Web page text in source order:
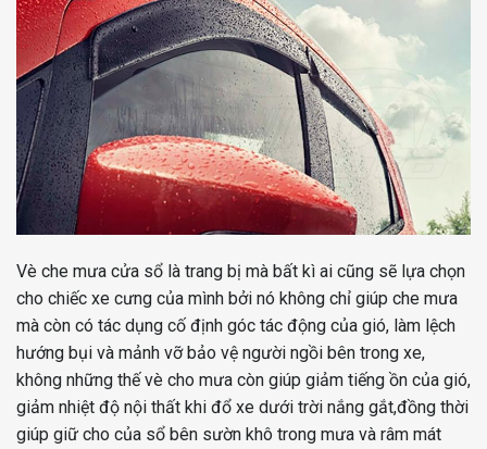
Vè che mưa cửa sổ là trang bị mà bất kì ai cũng sẽ lựa chọn
cho chiếc xe cưng của mình bởi nó không chỉ giúp che mưa
mà còn có tác dụng cố định góc tác động của gió, làm lệch
hướng bụi và mảnh vỡ bảo vệ người ngồi bên trong xe,
không những thế vè cho mưa còn giúp giảm tiếng ồn của gió,
giảm nhiệt độ nội thất khi đổ xe dưới trời nắng gắt,đồng thời
giúp giữ cho của sổ bên sườn khô trong mưa và râm mát